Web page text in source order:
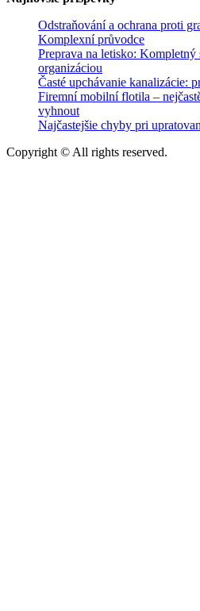
Odstraňování a ochrana proti
Komplexní průvodce
Preprava na letisko: Kompletný
organizáciou
Časté upchávanie kanalizácie:
Firemní mobilní flotila –
vyhnout
Najčastejšie chyby pri
Copyright © All rights reserved.